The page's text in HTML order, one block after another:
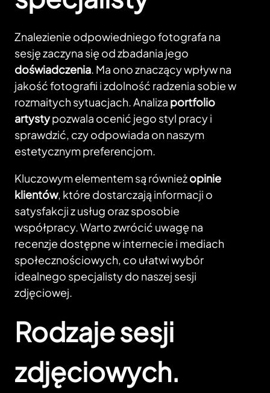
Znalezienie odpowiedniego fotografa na
sesję zaczyna się od zbadania jego
doświadczenia. Ma ono znaczący wpływ na
jakość fotografii i zdolność radzenia sobie w
rozmaitych sytuacjach. Analiza portfolio
artystypozwala ocenić jego styl pracy i
sprawdzić, czy odpowiada on naszym
estetycznym preferencjom.
Kluczowym elementem są równieżopinie
klientów, które dostarczają informacji o
satysfakcji z usług oraz sposobie
współpracy. Warto zwrócić uwagę na
recenzje dostępne w internecie i mediach
społecznościowych, co ułatwi wybór
idealnego specjalisty do naszej sesji
zdjęciowej.
Rodzaje sesji
zdjęciowych.